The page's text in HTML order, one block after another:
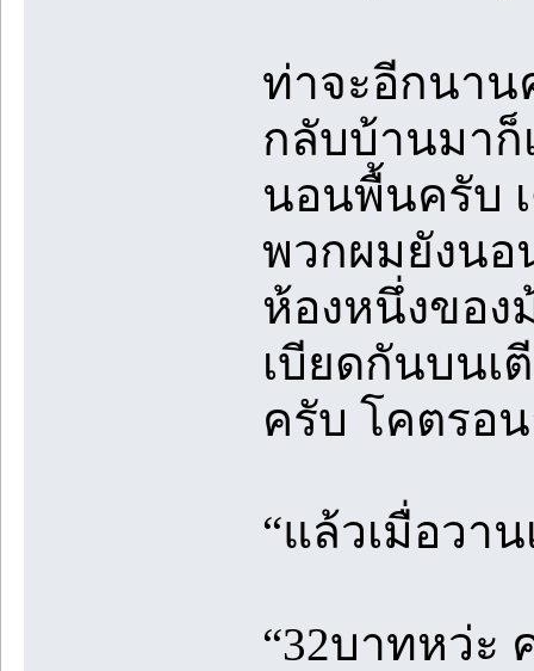
ท่าจะอีกนาน
กลับบ้านมาก็
นอนพื้นครับ
พวกผมยังนอ
ห้องหนึ่งของ
เบียดกันบนเ
ครับ โคตรอ
“แล้วเมื่อวาน
“32บาทหว่ะ